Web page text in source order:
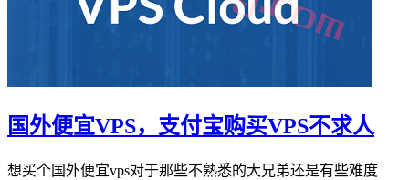
国外便宜VPS，支付宝购买VPS不求人
想买个国外便宜vps对于那些不熟悉的大兄弟还是有些难度